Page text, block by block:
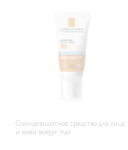
Солнцезащитное средство для лица
и кожи вокруг глаз